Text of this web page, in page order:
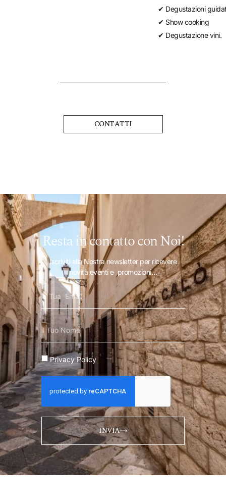
✔ Degustazioni
✔ Show cooking
✔ Degustazione vini.
CONTATTI
Resta in contatto con Noi!
Iscriviti alla Nostra newsletter per ricevere
novità eventi e promozioni…
Privacy Policy
INVIA